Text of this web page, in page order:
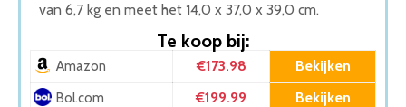
van 6,7 kg en meet het 14,0 x 37,0 x 39,0 cm.
Te koop bij:
Amazon €173.98 Bekijken
Bol.com €199.99 Bekijken